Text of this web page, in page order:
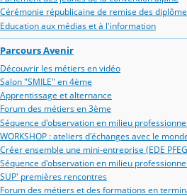
Cérémonie républicaine de remise des
Education aux médias et à l'information
Parcours Avenir
Découvrir les métiers en vidéo
Salon "SMILE" en 4ème
Apprentissage et alternance
Forum des métiers en 3ème
Séquence d'observation en milieu
WORKSHOP : ateliers d'échanges avec le
Créer ensemble une mini-entreprise (EDE
Séquence d'observation en milieu
SUP' premières rencontres
Forum des métiers et des formations en